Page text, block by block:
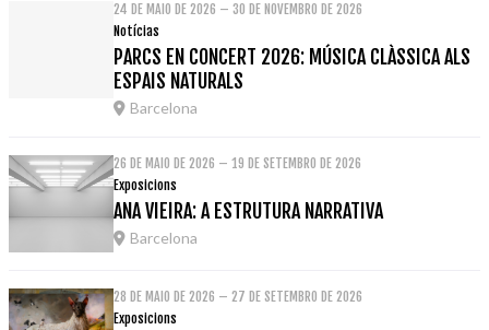
24 DE MAIO DE 2026 – 30 DE NOVEMBRO DE 2026
Notícias
PARCS EN CONCERT 2026: MÚSICA CLÀSSICA ALS
ESPAIS NATURALS
Barcelona
26 DE MAIO DE 2026 – 19 DE SETEMBRO DE 2026
Exposicions
ANA VIEIRA: A ESTRUTURA NARRATIVA
Barcelona
28 DE MAIO DE 2026 – 27 DE SETEMBRO DE 2026
Exposicions